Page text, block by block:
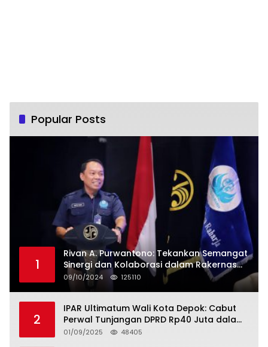
Popular Posts
1
Rivan A. Purwantono: Tekankan Semangat
Sinergi dan Kolaborasi dalam Rakernas
Serikat Pekerja Jasa Raharja
09/10/2024 125110
2
IPAR Ultimatum Wali Kota Depok: Cabut
Perwal Tunjangan DPRD Rp40 Juta dalam
5 Hari atau Hadapi Aksi Rakyat
01/09/2025 48405